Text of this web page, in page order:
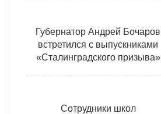
Губернатор Андрей Бочаров
встретился с выпускниками
«Сталинградского призыва»
Сотрудники школ